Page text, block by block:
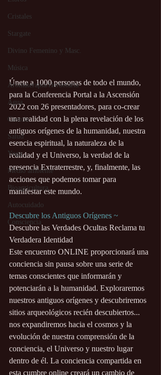
Cristales
Stargate
Divino Femenino y Masc.
Música
Aromaterapia/Herbolaria
Agua
Ciencia
Salud
Yoga
Medio ambiente
Bioagricultura
Autocuidado
Consciencia
Únete a 1000 personas de todo el mundo,
para la Conferencia Portal a la Ascensión
2022 con 26 presentadores, para co-crear
una realidad con la plena revelación de los
antiguos orígenes de la humanidad, nuestra
esencia espiritual, la naturaleza de la
realidad y el Universo, la verdad de la
presencia Extraterrestre, y, finalmente, las
acciones que podemos tomar para
manifestar este mundo.
Descubre los Antiguos Orígenes ~
Descubre las Verdades Ocultas Reclama tu
Verdadera Identidad
Este encuentro ONLINE proporcionará una
conciencia sin pausa sobre una serie de
temas conscientes que informarán y
potenciarán a la humanidad. Exploraremos
nuestros antiguos orígenes y descubriremos
sitios arqueológicos recién descubiertos...
nos expandiremos hacia el cosmos y la
evolución de nuestra comprensión de la
conciencia, el Universo y nuestro lugar
dentro de él. La conciencia compartida en
esta cumbre online creará un cambio de